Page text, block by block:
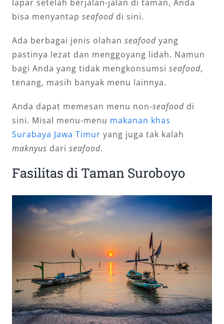
lapar setelah berjalan-jalan di taman, Anda
bisa menyantap seafooddi sini.
Ada berbagai jenis olahan seafoodyang
pastinya lezat dan menggoyang lidah. Namun
bagi Anda yang tidak mengkonsumsi seafood,
tenang, masih banyak menu lainnya.
Anda dapat memesan menu non-seafooddi
sini. Misal menu-menu makanan khas
Surabaya Jawa Timur yang juga tak kalah
maknyus dari seafood.
Fasilitas di Taman Suroboyo